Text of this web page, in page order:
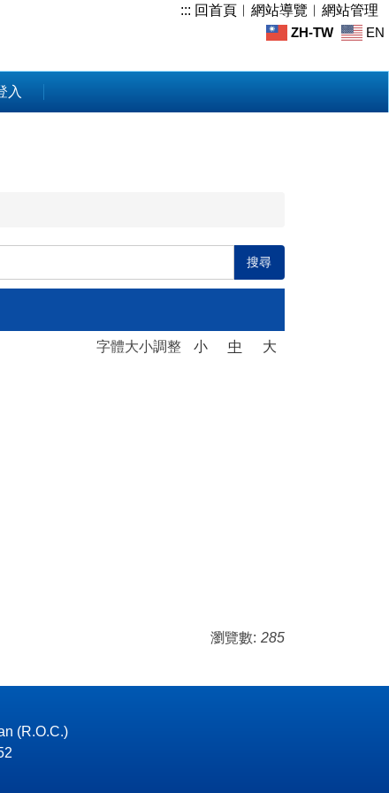
::: 回首頁 ︱ 網站導覽 ︱ 網站管理
ZH-TW
EN
入
搜尋
字體大小調整 小 中
大
瀏覽數: 285
(R.O.C.)